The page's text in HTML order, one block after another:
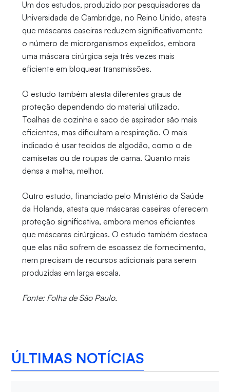
Um dos estudos, produzido por pesquisadores da
Universidade de Cambridge, no Reino Unido, atesta
que máscaras caseiras reduzem significativamente
o número de microrganismos expelidos, embora
uma máscara cirúrgica seja três vezes mais
eficiente em bloquear transmissões.
O estudo também atesta diferentes graus de
proteção dependendo do material utilizado.
Toalhas de cozinha e saco de aspirador são mais
eficientes, mas dificultam a respiração. O mais
indicado é usar tecidos de algodão, como o de
camisetas ou de roupas de cama. Quanto mais
densa a malha, melhor.
Outro estudo, financiado pelo Ministério da Saúde
da Holanda, atesta que máscaras caseiras oferecem
proteção significativa, embora menos eficientes
que máscaras cirúrgicas. O estudo também destaca
que elas não sofrem de escassez de fornecimento,
nem precisam de recursos adicionais para serem
produzidas em larga escala.
Fonte: Folha de São Paulo.
ÚLTIMAS NOTÍCIAS